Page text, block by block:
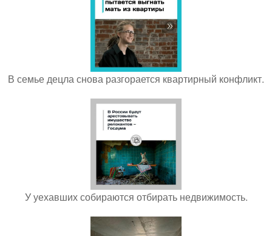
В семье децла снова разгорается квартирный конфликт.
У уехавших собираются отбирать недвижимость.